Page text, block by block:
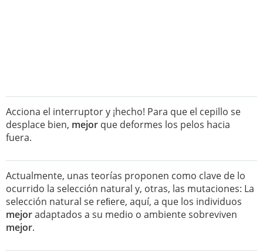
Acciona el interruptor y ¡hecho! Para que el cepillo se
desplace bien, mejor que deformes los pelos hacia
fuera.
Actualmente, unas teorías proponen como clave de lo
ocurrido la selección natural y, otras, las mutaciones: La
selección natural se reﬁere, aquí, a que los individuos
mejoradaptados a su medio o ambiente sobreviven
mejor.